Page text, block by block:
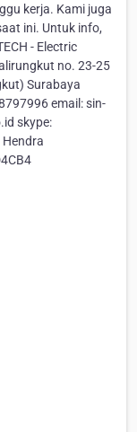
kerja. Kami juga
ini. Untuk info,
- Electric
no. 23-25
Surabaya
email: sin-
skype: